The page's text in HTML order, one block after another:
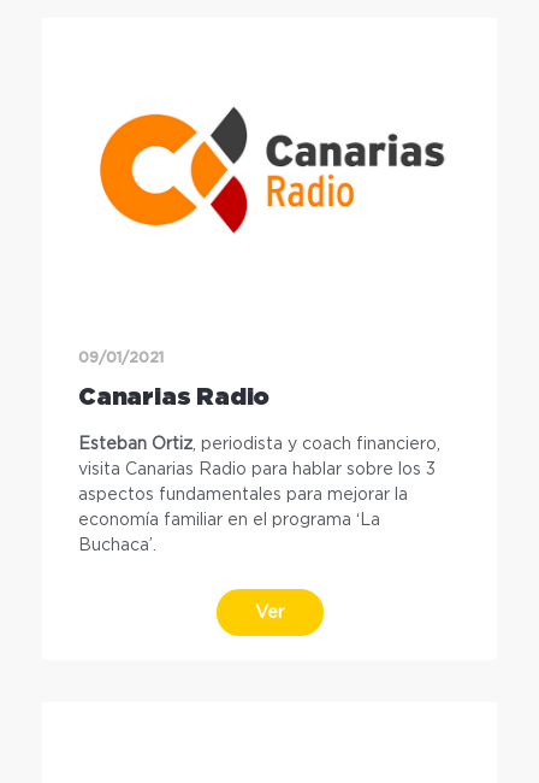
09/01/2021
Canarias Radio
Esteban Ortiz , periodista y coach financiero,
visita Canarias Radio para hablar sobre los 3
aspectos fundamentales para mejorar la
economía familiar en el programa ‘La
Buchaca’.
Ver